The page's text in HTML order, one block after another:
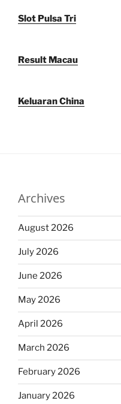
Slot Pulsa Tri
Result Macau
Keluaran China
Archives
August 2026
July 2026
June 2026
May 2026
April 2026
March 2026
February 2026
January 2026